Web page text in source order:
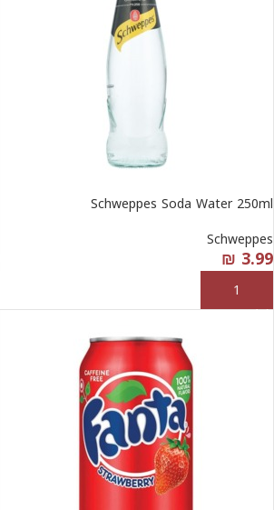
Schweppes Soda Water 250ml
Schweppes
₪ 3.99
إضافة إلى السلة